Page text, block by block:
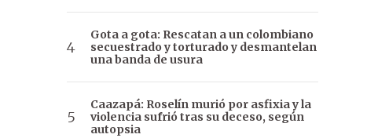
Gota a gota: Rescatan a un colombiano
secuestrado y torturado y desmantelan
una banda de usura
Caazapá: Roselín murió por asfixia y la
violencia sufrió tras su deceso, según
autopsia